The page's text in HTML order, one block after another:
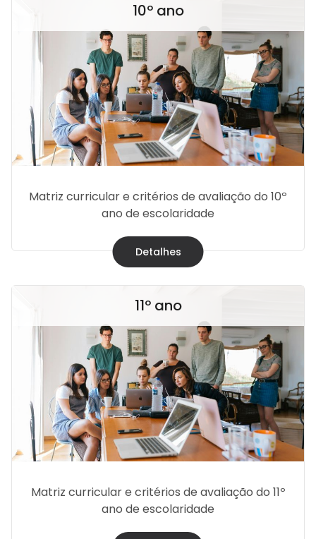
10º ano
Matriz curricular e critérios de avaliação do 10º
ano de escolaridade
Detalhes
11º ano
Matriz curricular e critérios de avaliação do 11º
ano de escolaridade